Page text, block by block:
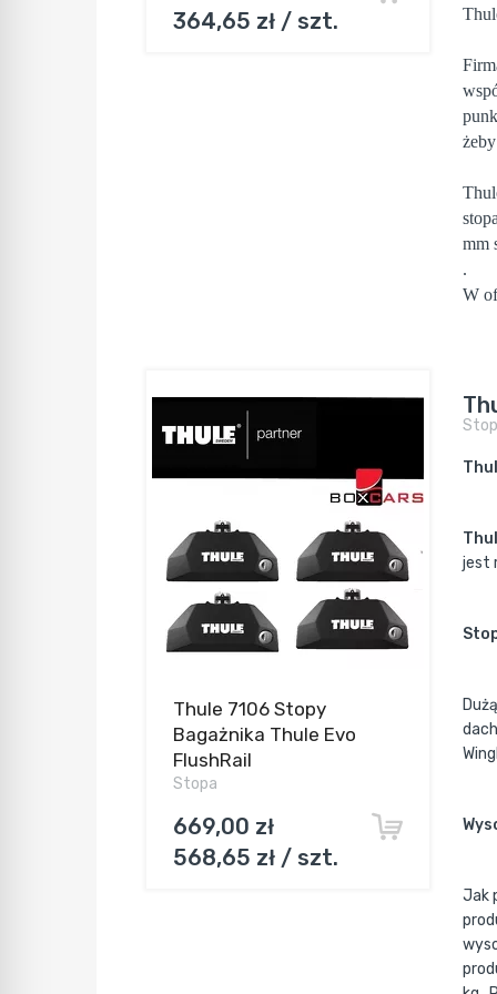
364,65 zł / szt.
mm
.
W
Thule 7106 Stopy
Bagażnika Thule Evo
FlushRail
Stopa
669,00 zł
568,65 zł / szt.
jest
Jak